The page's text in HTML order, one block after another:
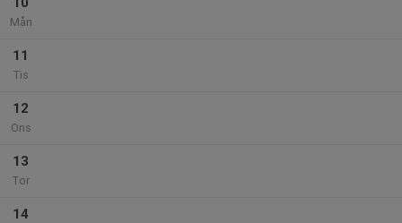
Mån
11
Tis
12
Ons
13
Tor
14